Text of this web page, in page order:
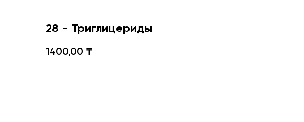
28 - Триглицериды
1400,00 ₸